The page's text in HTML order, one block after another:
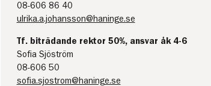
08-606 86 40
ulrika.a.johansson@haninge.se
Tf. biträdande rektor 50%, ansvar åk 4-6
Sofia Sjöström
08-606 50
sofia.sjostrom@haninge.se